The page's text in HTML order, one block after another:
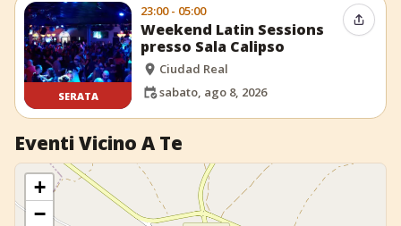
SERATA
23:00 - 05:00
Weekend Latin Sessions
presso Sala Calipso
Ciudad Real
sabato, ago 8, 2026
Eventi Vicino A Te
+
−